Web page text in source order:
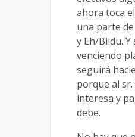
ahora toca
una parte
y Eh/Bildu.
venciendo
seguirá
porque al sr.
interesa y
debe.